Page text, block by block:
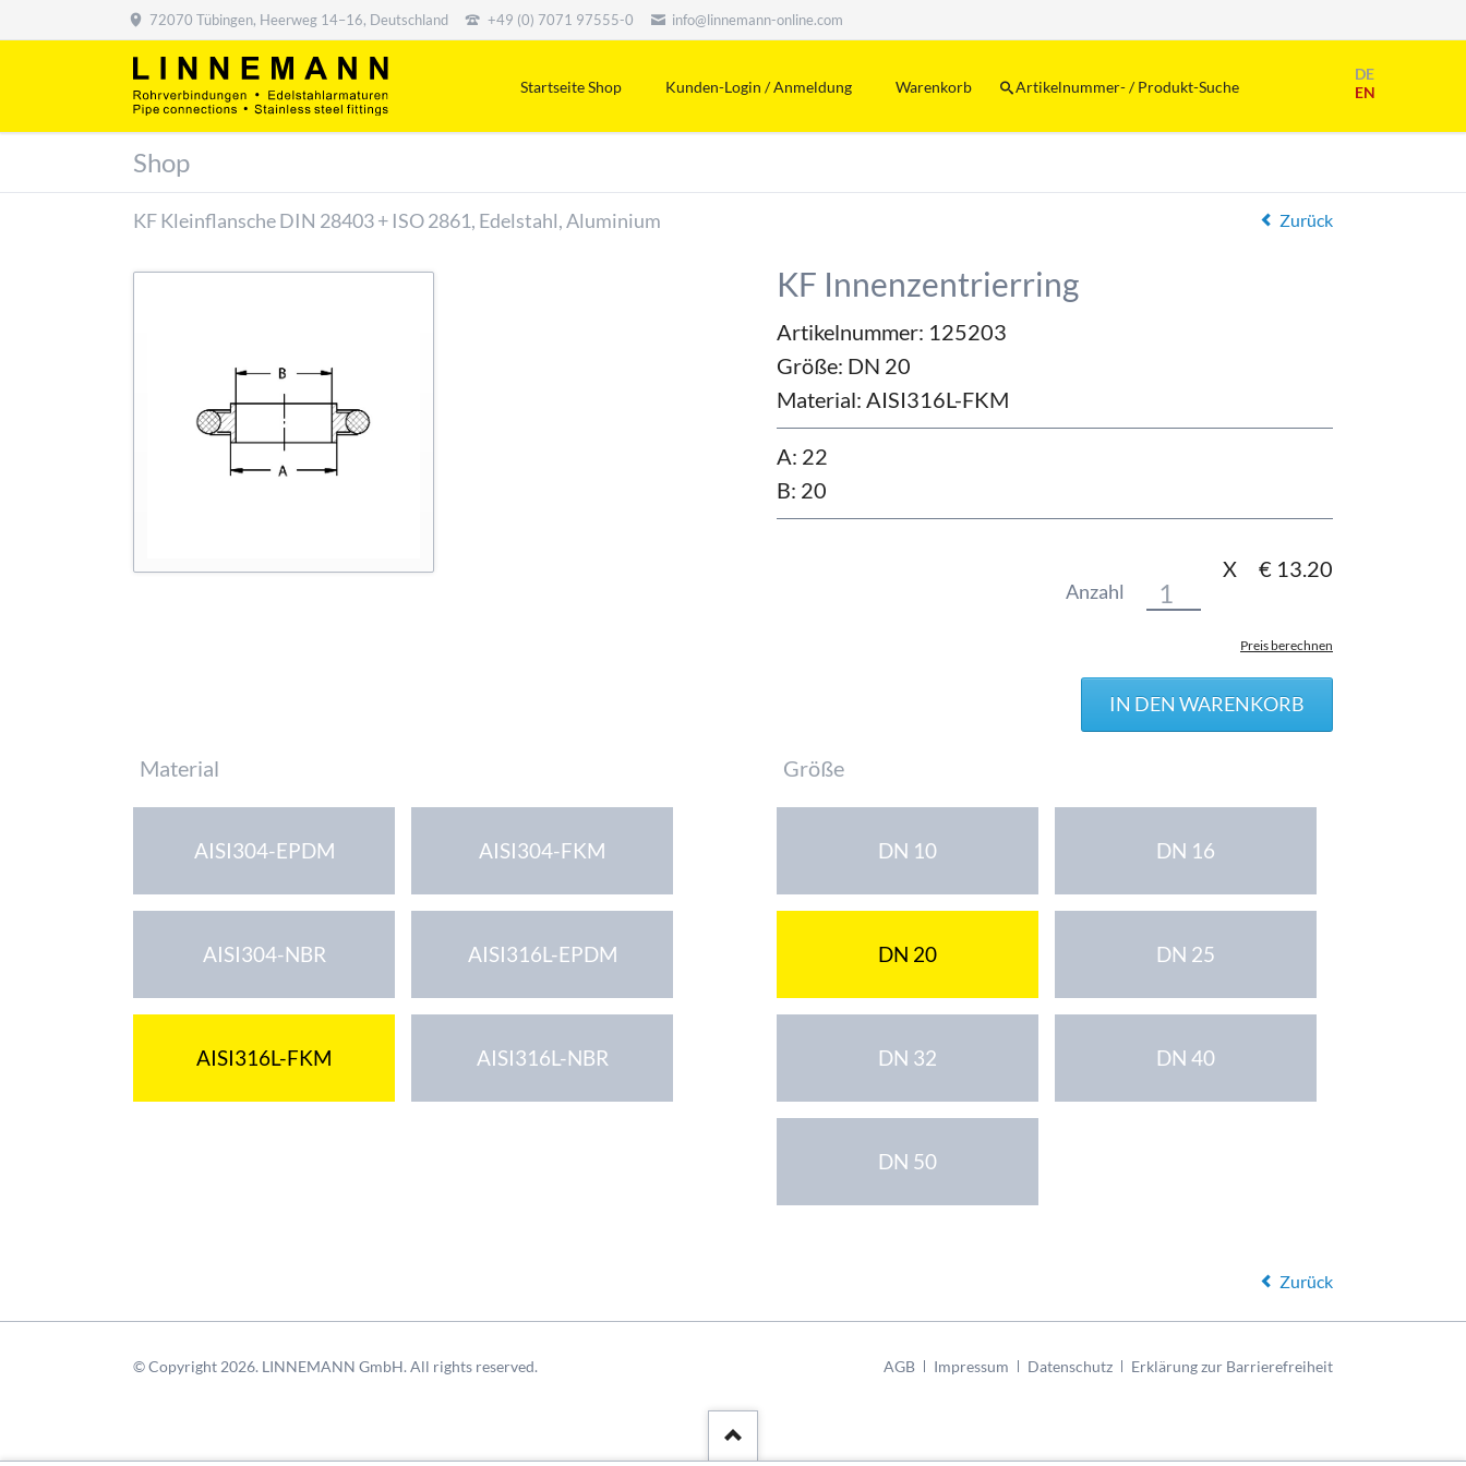
72070 Tübingen, Heerweg 14–16, Deutschland +49 (0) 7071 97555-0 info@linnemann-online.com
DE
EN
überspringen
Startseite Shop Kunden-Login / Anmeldung Warenkorb Artikelnummer- / Produkt-Suche
Shop
Zurück
KF Kleinflansche DIN 28403 + ISO 2861, Edelstahl, Aluminium
KF Innenzentrierring
Artikelnummer: 125203
Größe: DN 20
Material: AISI316L-FKM
A: 22
B: 20
Anzahl
X € 13.20
Preis berechnen
Pflichtfeld
Material
AISI304-EPDM AISI304-FKM
AISI304-NBR AISI316L-EPDM
AISI316L-FKM AISI316L-NBR
Pflichtfeld
Größe
DN 10 DN 16
DN 20 DN 25
DN 32 DN 40
DN 50
Zurück
© Copyright 2026. LINNEMANN GmbH. All rights reserved.
Navigation
AGB Impressum Datenschutz Erklärung zur Barrierefreiheit